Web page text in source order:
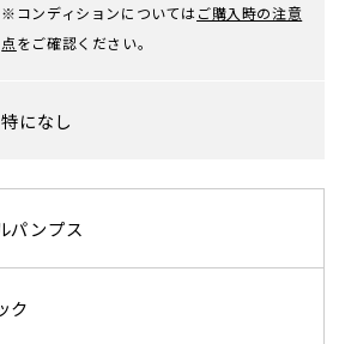
※コンディションについてはご購入時の注意
点をご確認ください。
特になし
パンプス
ク